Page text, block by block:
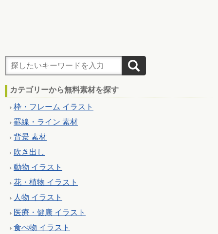
カテゴリーから無料素材を探す
枠・フレーム イラスト
罫線・ライン 素材
背景 素材
吹き出し
動物 イラスト
花・植物 イラスト
人物 イラスト
医療・健康 イラスト
食べ物 イラスト